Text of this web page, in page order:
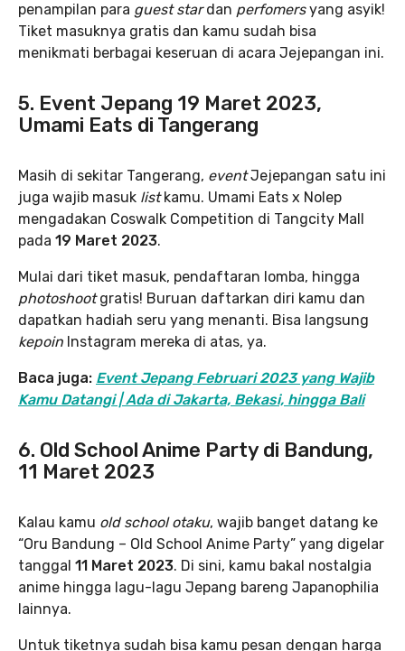
penampilan para guest stardan perfomersyang asyik!
Tiket masuknya gratis dan kamu sudah bisa
menikmati berbagai keseruan di acara Jejepangan ini.
5. Event Jepang 19 Maret 2023,
Umami Eats di Tangerang
Masih di sekitar Tangerang, eventJejepangan satu ini
juga wajib masuk listkamu. Umami Eats x Nolep
mengadakan Coswalk Competition di Tangcity Mall
pada 19 Maret 2023.
Mulai dari tiket masuk, pendaftaran lomba, hingga
photoshootgratis! Buruan daftarkan diri kamu dan
dapatkan hadiah seru yang menanti. Bisa langsung
kepoin Instagram mereka di atas, ya.
Baca juga: Event Jepang Februari 2023 yang Wajib
Kamu Datangi | Ada di Jakarta, Bekasi, hingga Bali
6. Old School Anime Party di Bandung,
11 Maret 2023
Kalau kamu old school otaku, wajib banget datang ke
“Oru Bandung – Old School Anime Party” yang digelar
tanggal 11 Maret 2023. Di sini, kamu bakal nostalgia
anime hingga lagu-lagu Jepang bareng Japanophilia
lainnya.
Untuk tiketnya sudah bisa kamu pesan dengan harga